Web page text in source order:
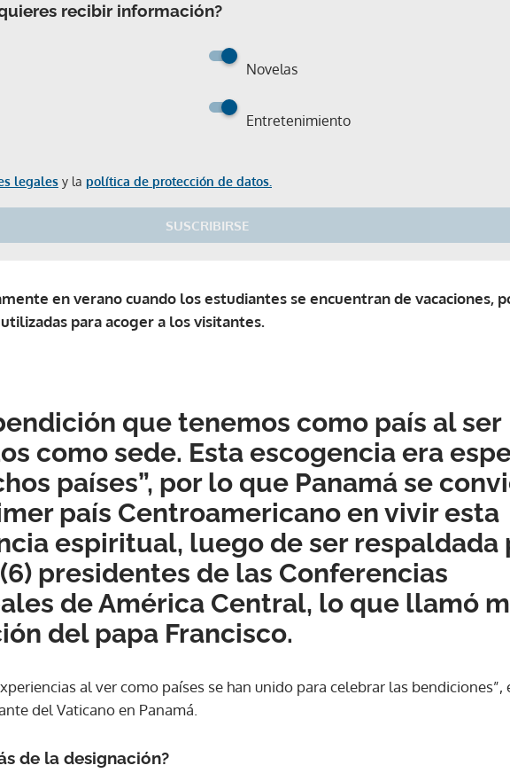
recibir información?
Novelas
Entretenimiento
legales y la política de protección de datos.
SUSCRIBIRSE
en verano cuando los estudiantes se encuentran de vacaciones,
para acoger a los visitantes.
que tenemos como país al ser
como sede. Esta escogencia era
países”, por lo que Panamá se
país Centroamericano en vivir esta
espiritual, luego de ser respaldada
presidentes de las Conferencias
de América Central, lo que llamó
del papa Francisco.
al ver como países se han unido para celebrar las bendiciones”,
del Vaticano en Panamá.
de la designación?